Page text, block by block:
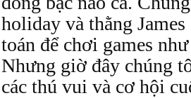
holiday và thằng
toán để chơi games
Nhưng giờ đây chúng
các thú vui và cơ hội